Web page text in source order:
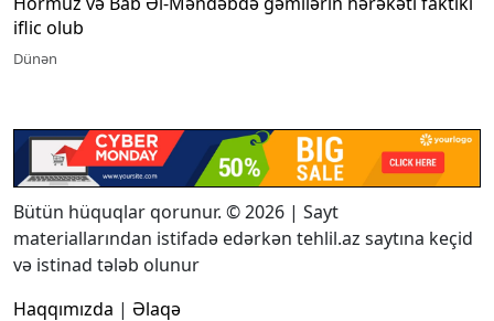
iflic olub
Dünən
Bütün hüquqlar qorunur. © 2026 | Sayt
materiallarından istifadə edərkən tehlil.az saytına keçid
və istinad tələb olunur
Haqqımızda | Əlaqə